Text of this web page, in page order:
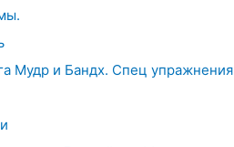
Мудр и Бандх. Спец упражнения